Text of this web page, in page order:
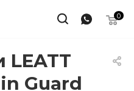
0
LEATT
Guard